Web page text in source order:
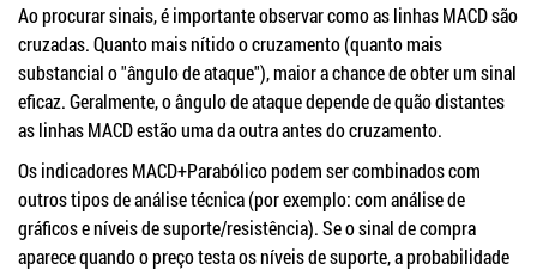
Ao procurar sinais, é importante observar como as linhas MACD são
cruzadas. Quanto mais nítido o cruzamento (quanto mais
substancial o "ângulo de ataque"), maior a chance de obter um sinal
eficaz. Geralmente, o ângulo de ataque depende de quão distantes
as linhas MACD estão uma da outra antes do cruzamento.
Os indicadores MACD+Parabólico podem ser combinados com
outros tipos de análise técnica (por exemplo: com análise de
gráficos e níveis de suporte/resistência). Se o sinal de compra
aparece quando o preço testa os níveis de suporte, a probabilidade